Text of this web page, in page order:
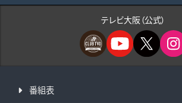
テレビ大阪（公式）
番組表